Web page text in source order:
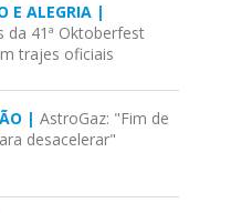
E ALEGRIA |
da 41ª Oktoberfest
trajes oficiais
|AstroGaz: "Fim de
desacelerar"